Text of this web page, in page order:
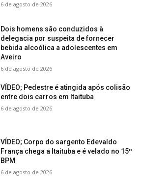
6 de agosto de 2026
Dois homens são conduzidos à
delegacia por suspeita de fornecer
bebida alcoólica a adolescentes em
Aveiro
6 de agosto de 2026
VÍDEO; Pedestre é atingida após colisão
entre dois carros em Itaituba
6 de agosto de 2026
VÍDEO; Corpo do sargento Edevaldo
França chega a Itaituba e é velado no 15º
BPM
6 de agosto de 2026